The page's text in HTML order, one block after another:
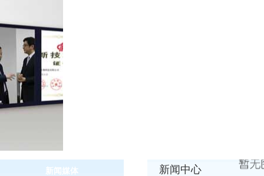
新闻媒体 新闻中心